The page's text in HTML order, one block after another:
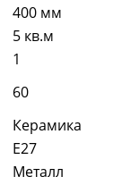
400 мм
5 кв.м
1
60
Керамика
E27
Металл